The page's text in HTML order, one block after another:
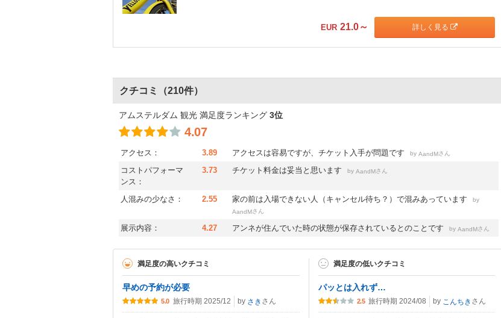
EUR 21.0～ 詳しく見る
クチコミ （210件）
アムステルダム 観光 満足度ランキング 3位
4.07
アクセス： 3.89 アクセスは容易ですが、チケット入手が問題です by AandMさん
コストパフォーマ
ンス：
3.73 チケット料金は妥当と思います by AandMさん
人混みの少なさ： 2.55 家の前は入場できない人（キャンセル待ち？）で混みあっています
by
AandMさん
展示内容： 4.27 アンネが住んでいた時の状態が保存されているとのことです by AandMさん
満足度の高いクチコミ
早めの予約が必要
5.0 旅行時期 2025/12 by さき さん
満足度の低いクチコミ
パッとは入れず…
2.5 旅行時期 2024/08 by こんちき さん